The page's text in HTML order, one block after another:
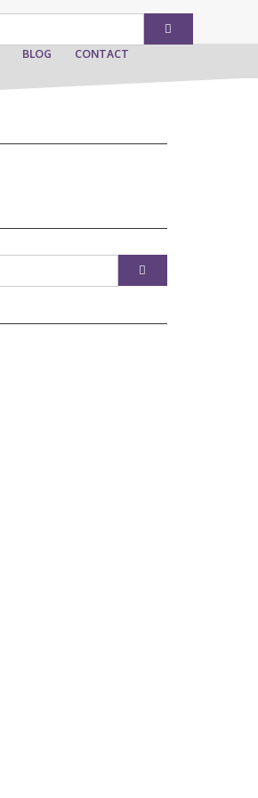
BLOG CONTACT